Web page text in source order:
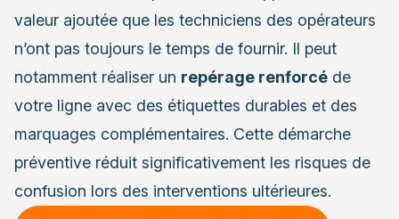
valeur ajoutée que les techniciens des opérateurs
n’ont pas toujours le temps de fournir. Il peut
notamment réaliser un repérage renforcé de
votre ligne avec des étiquettes durables et des
marquages complémentaires. Cette démarche
préventive réduit significativement les risques de
confusion lors des interventions ultérieures.